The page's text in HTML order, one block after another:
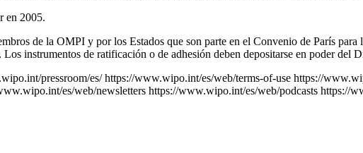
en 2005.
de la OMPI y por los Estados que son parte en el Convenio de París
instrumentos de ratificación o de adhesión deben depositarse en poder del
pressroom/es/ https://www.wipo.int/es/web/terms-of-use https://
es/web/newsletters https://www.wipo.int/es/web/podcasts https://